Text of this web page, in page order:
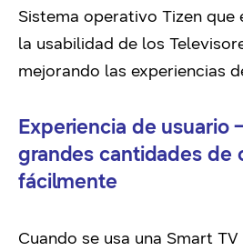
Sistema operativo Tizen que
la usabilidad de los
mejorando las experiencias
Experiencia de usuario
grandes cantidades de
fácilmente
Cuando se usa una Smart